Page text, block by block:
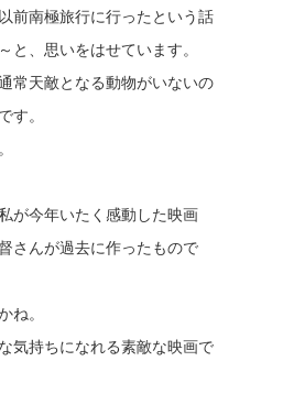
前南極旅行に行ったという話
と、思いをはせています。
常天敵となる動物がいないの
す。
が今年いたく感動した映画
さんが過去に作ったもので
ね。
気持ちになれる素敵な映画で